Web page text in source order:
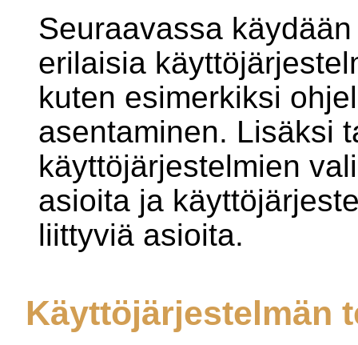
Seuraavassa
erilaisia
kuten esimerkiksi
asentaminen. Lisäksi
käyttöjärjestelmien
asioita ja
liittyviä asioita.
Käyttöjärjestelmän